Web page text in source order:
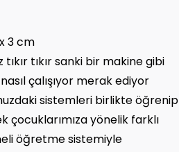
3 cm
tıkır sanki bir makine gibi
çalışıyor merak ediyor
sistemleri birlikte öğrenip
çocuklarımıza yönelik farklı
öğretme sistemiyle